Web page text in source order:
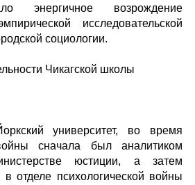
энергичное возрождение
исследовательской
социологии.
Чикагской школы
университет, во время
сначала был аналитиком
юстиции, а затем
отделе психологической войны